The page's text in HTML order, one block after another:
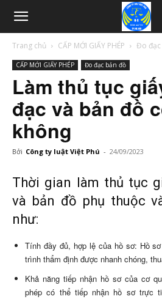
Trang chủ CẤP MỚI GIẤY PHÉP Đo
CẤP MỚI GIẤY PHÉP Đo đạc bản đồ
Làm thủ tục
đạc và bản đồ
không
Bởi Công ty luật Việt Phú - 24/09/2023
Thời gian làm thủ tục
và bản đồ phụ thuộc
như:
Tính đầy đủ, hợp lệ của hồ sơ: Hồ
trình thẩm định được nhanh chóng,
Khả năng tiếp nhận hồ sơ của cơ
phép có thể tiếp nhận hồ sơ trực